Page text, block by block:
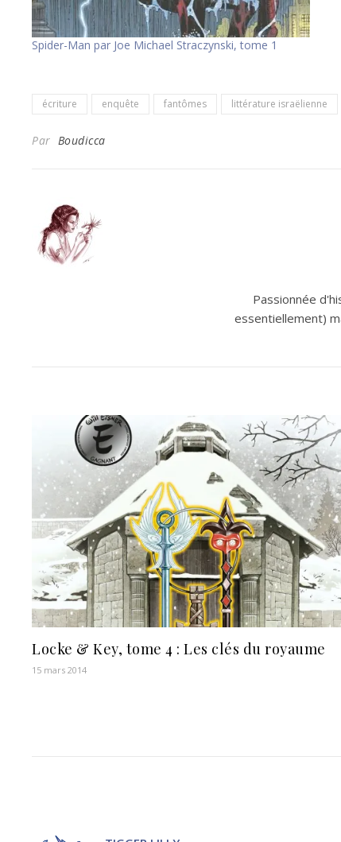
Spider-Man par Joe Michael Straczynski, tome 1
écriture enquête fantômes littérature israëlienne
Par Boudicca
Passionnée
essentiellement)
Locke & Key, tome 4 : Les clés du royaume
15 mars 2014